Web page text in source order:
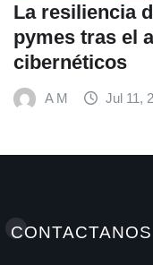
Fundación
alimentación
hábitos
Mundial de